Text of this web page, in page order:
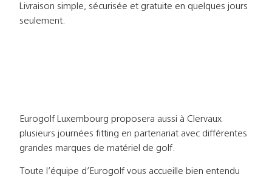
Livraison simple, sécurisée et gratuite en quelques jours
seulement.
Eurogolf Luxembourg proposera aussi à Clervaux
plusieurs journées fitting en partenariat avec différentes
grandes marques de matériel de golf.
Toute l’équipe d’Eurogolf vous accueille bien entendu